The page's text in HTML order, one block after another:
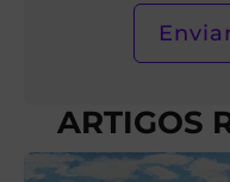
ARTIGOS